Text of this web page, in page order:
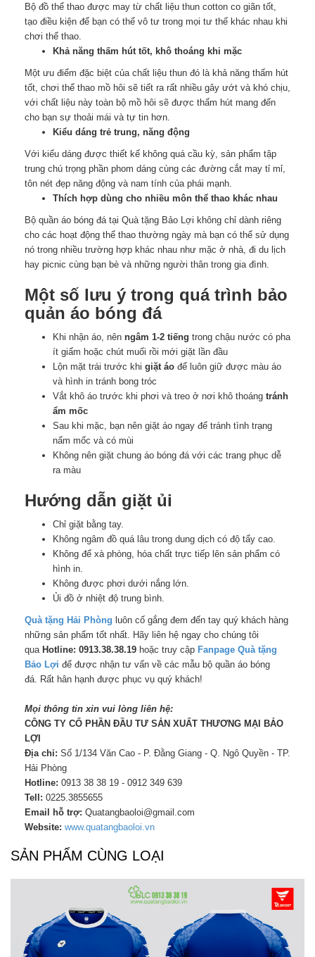
Bộ đồ thể thao được may từ chất liệu thun cotton co giãn tốt,
tạo điều kiện để bạn có thể vô tư trong mọi tư thế khác nhau khi
chơi thể thao.
Khả năng thấm hút tốt, khô thoáng khi mặc
Một ưu điểm đặc biệt của chất liệu thun đó là khả năng thấm hút
tốt, chơi thể thao mồ hôi sẽ tiết ra rất nhiều gây ướt và khó chịu,
với chất liệu này toàn bộ mồ hôi sẽ được thấm hút mang đến
cho bạn sự thoải mái và tự tin hơn.
Kiểu dáng trẻ trung, năng động
Với kiểu dáng được thiết kế không quá cầu kỳ, sản phẩm tập
trung chú trọng phần phom dáng cùng các đường cắt may tỉ mỉ,
tôn nét đẹp năng động và nam tính của phái mạnh.
Thích hợp dùng cho nhiều môn thể thao khác nhau
Bộ quần áo bóng đá tại Quà tặng Bảo Lợi không chỉ dành riêng
cho các hoạt động thể thao thường ngày mà bạn có thể sử dụng
nó trong nhiều trường hợp khác nhau như mặc ở nhà, đi du lịch
hay picnic cùng bạn bè và những người thân trong gia đình.
Một số lưu ý trong quá trình bảo
quản áo bóng đá
Khi nhận áo, nên ngâm 1-2 tiếng trong chậu nước có pha
ít giấm hoặc chút muối rồi mới giặt lần đầu
Lộn mặt trái trước khi giặt áo để luôn giữ được màu áo
và hình in tránh bong tróc
Vắt khô áo trước khi phơi và treo ở nơi khô thoáng tránh
ẩm mốc
Sau khi mặc, bạn nên giặt áo ngay để tránh tình trạng
nấm mốc và có mùi
Không nên giặt chung áo bóng đá với các trang phục dễ
ra màu
Hướng dẫn giặt ủi
Chỉ giặt bằng tay.
Không ngâm đồ quá lâu trong dung dịch có độ tẩy cao.
Không để xà phòng, hóa chất trực tiếp lên sản phẩm có
hình in.
Không được phơi dưới nắng lớn.
Ủi đồ ở nhiệt độ trung bình.
Quà tặng Hải Phòng luôn cố gắng đem đến tay quý khách hàng
những sản phẩm tốt nhất. Hãy liên hệ ngay cho chúng tôi
qua Hotline: 0913.38.38.19 hoặc truy cập Fanpage Quà tặng
Bảo Lợi để được nhận tư vấn về các mẫu bộ quần áo bóng
đá. Rất hân hạnh được phục vụ quý khách!
Mọi thông tin xin vui lòng liên hệ:
CÔNG TY CỔ PHẦN ĐẦU TƯ SẢN XUẤT THƯƠNG MẠI BẢO
LỢI
Địa chỉ: Số 1/134 Văn Cao - P. Đằng Giang - Q. Ngô Quyền - TP.
Hải Phòng
Hotline: 0913 38 38 19 - 0912 349 639
Tell: 0225.3855655
Email hỗ trợ: Quatangbaoloi@gmail.com
Website: www.quatangbaoloi.vn
SẢN PHẨM CÙNG LOẠI